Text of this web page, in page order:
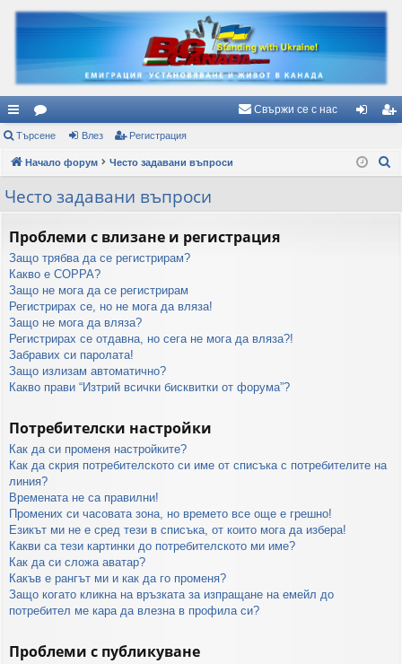
ъ
рз
и
ъз
ки
ор
ум
Свържи се с нас
з ис
Търсене Влез Регистрация
Начало форум Често задавани въпроси
Често задавани въпроси
Проблеми с влизане и регистрация
Защо трябва да се регистрирам?
Какво е COPPA?
Защо не мога да се регистрирам
Регистрирах се, но не мога да вляза!
Защо не мога да вляза?
Регистрирах се отдавна, но сега не мога да вляза?!
Забравих си паролата!
Защо излизам автоматично?
Какво прави “Изтрий всички бисквитки от форума”?
Потребителски настройки
Как да си променя настройките?
Как да скрия потребителското си име от списъка с потребителите на
линия?
Времената не са правилни!
Промених си часовата зона, но времето все още е грешно!
Езикът ми не е сред тези в списъка, от които мога да избера!
Какви са тези картинки до потребителското ми име?
Как да си сложа аватар?
Какъв е рангът ми и как да го променя?
Защо когато кликна на връзката за изпращане на емейл до
потребител ме кара да влезна в профила си?
Проблеми с публикуване